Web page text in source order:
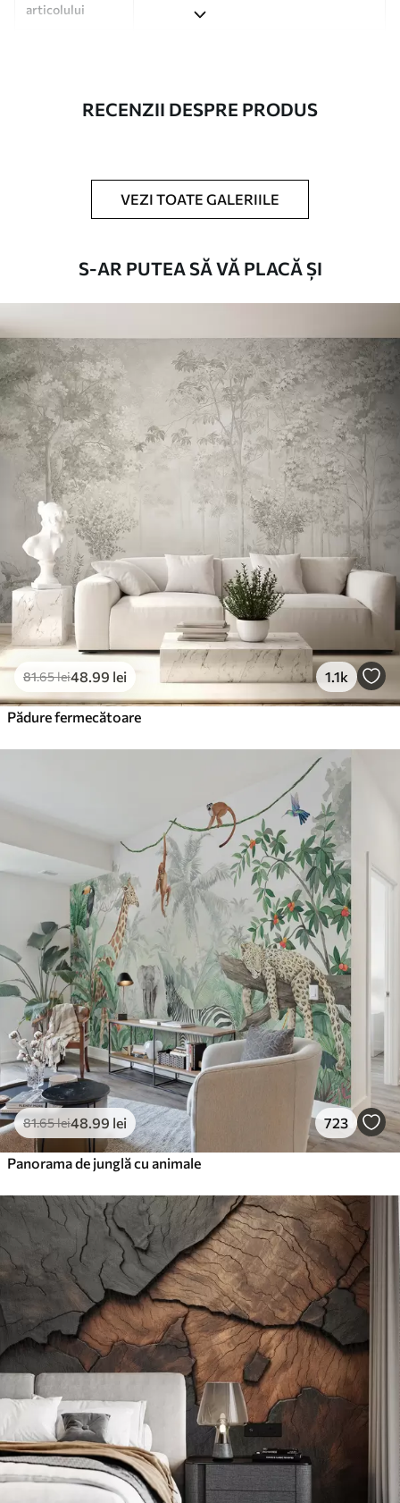
articolului
Suplimentar
Disponibil cu strat de lac și/sau adeziv
Fototapetul cu strat de lac poate fi
curățat cu apă.
Aplicare fără cusături
Materiale disponibile
Standard
166.6599.99 lei/m²
Premium
220.02132.01 lei
Vinil Premium
250.00150.00lei/m²
Peel and Stick
300.00
RECENZII DESPRE PRODUS
VEZI TOATE GALERIILE
S-AR PUTEA SĂ VĂ PLACĂ ȘI
81.65lei48 .99 lei 1.1k
Pădure fermecătoare
81.65lei48 .99 lei 723
Panorama de junglă cu animale